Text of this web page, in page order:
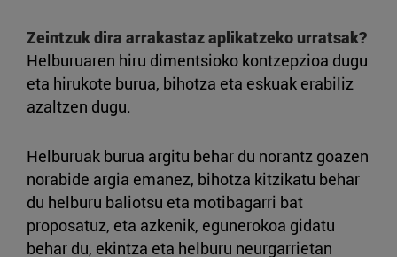
Zeintzuk dira arrakastaz aplikatzeko urratsak?
Helburuaren hiru dimentsioko kontzepzioa dugu
eta hirukote burua, bihotza eta eskuak erabiliz
azaltzen dugu.
Helburuak burua argitu behar du norantz goazen
norabide argia emanez, bihotza kitzikatu behar
du helburu baliotsu eta motibagarri bat
proposatuz, eta azkenik, egunerokoa gidatu
behar du, ekintza eta helburu neurgarrietan